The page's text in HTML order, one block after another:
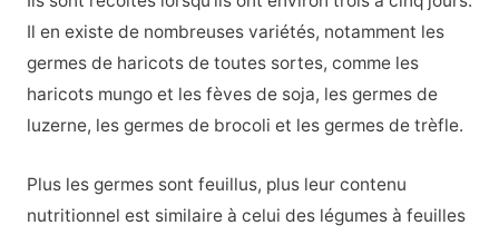
Il en existe de nombreuses variétés, notamment les
germes de haricots de toutes sortes, comme les
haricots mungo et les fèves de soja, les germes de
luzerne, les germes de brocoli et les germes de trèfle.
Plus les germes sont feuillus, plus leur contenu
nutritionnel est similaire à celui des légumes à feuilles